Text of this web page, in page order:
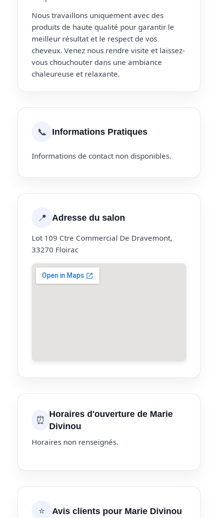
Nous travaillons uniquement avec des
produits de haute qualité pour garantir le
meilleur résultat et le respect de vos
cheveux. Venez nous rendre visite et laissez-
vous chouchouter dans une ambiance
chaleureuse et relaxante.
📞 Informations Pratiques
Informations de contact non disponibles.
📍 Adresse du salon
Lot 109 Ctre Commercial De Dravemont,
33270 Floirac
⏰ Horaires d'ouverture de Marie
Divinou
Horaires non renseignés.
⭐ Avis clients pour Marie Divinou